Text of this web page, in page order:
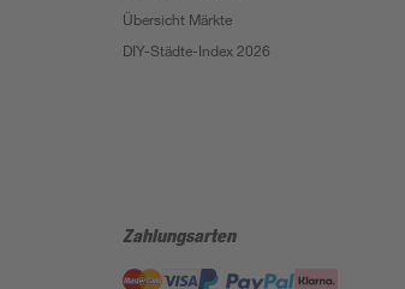
Übersicht Märkte
DIY-Städte-Index 2026
Zahlungsarten